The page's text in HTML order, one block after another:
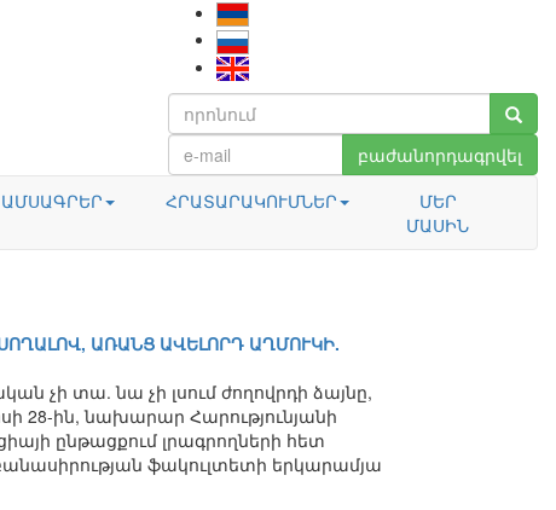
բաժանորդագրվել
ԱՄՍԱԳՐԵՐ ՀՐԱՏԱՐԱԿՈՒՄՆԵՐ
ՄԵՐ
ՄԱՍԻՆ
ԱՌԱՆՑ ԱՎԵԼՈՐԴ ԱՂՄՈՒԿԻ.
չի տա. նա չի լսում ժողովրդի ձայնը,
28-ին, նախարար Հարությունյանի
ընթացքում լրագրողների հետ
ֆակուլտետի երկարամյա